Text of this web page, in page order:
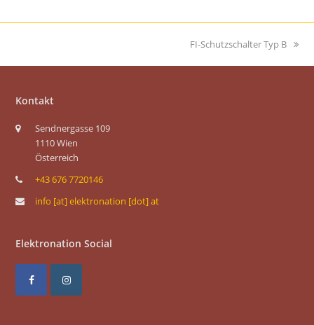
Nächster
FI-Schutzschalter Typ B
Kontakt
Sendnergasse 109
1110 Wien
Österreich
+43 676 7720146
info [at] elektronation [dot] at
Elektronation Social
F I